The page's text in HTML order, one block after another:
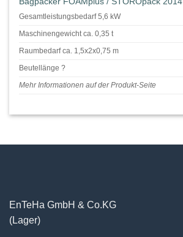
Gesamtleistungsbedarf 5,6 kW
Maschinengewicht ca. 0,35 t
Raumbedarf ca. 1,5x2x0,75 m
Beutellänge ?
Mehr Informationen auf der Produkt-Seite
EnTeHa GmbH & Co.KG
(Lager)